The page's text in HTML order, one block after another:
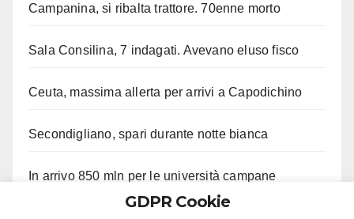
Campanina, si ribalta trattore. 70enne morto
Sala Consilina, 7 indagati. Avevano eluso fisco
Ceuta, massima allerta per arrivi a Capodichino
Secondigliano, spari durante notte bianca
In arrivo 850 mln per le università campane
GDPR Cookie